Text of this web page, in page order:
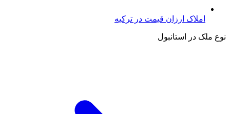
املاک ارزان قیمت در ترکیه
نوع ملک در استانبول